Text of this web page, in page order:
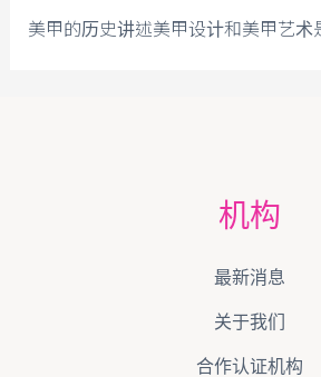
美甲的历史讲述美甲设计和美甲艺术
机构
最新消息
关于我们
合作认证机构